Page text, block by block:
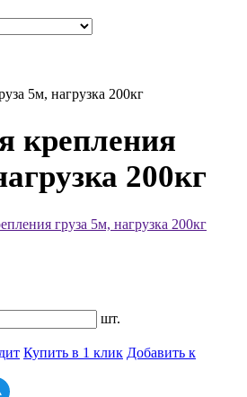
5м, нагрузка 200кг
крепления
200кг
шт.
Купить в 1 клик Добавить к